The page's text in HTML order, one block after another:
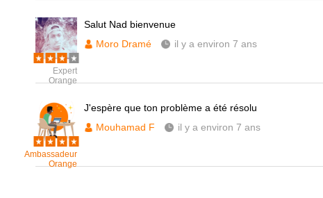
Expert
Orange
Salut Nad bienvenue
Moro Dramé
il y a environ 7 ans
Ambassadeur
Orange
J'espère que ton problème a été résolu
Mouhamad F
il y a environ 7 ans